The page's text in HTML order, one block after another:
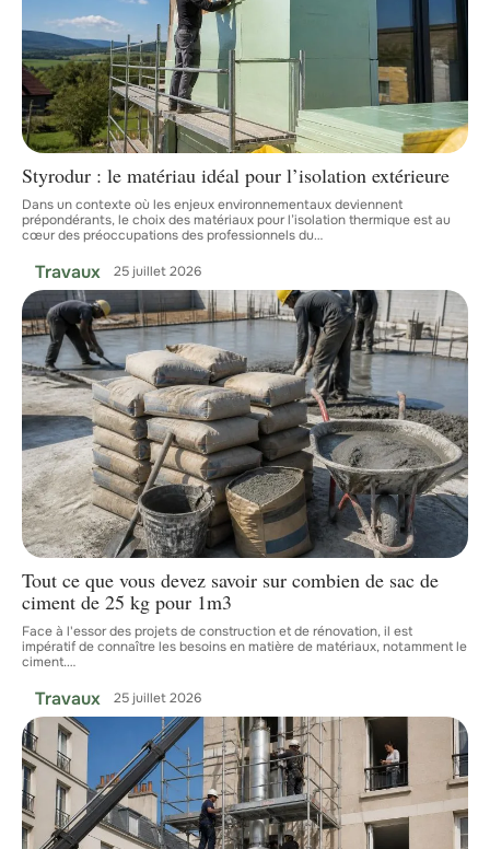
Styrodur : le matériau idéal pour l’isolation extérieure
Dans un contexte où les enjeux environnementaux deviennent
prépondérants, le choix des matériaux pour l’isolation thermique est au
cœur des préoccupations des professionnels du…
Travaux 25 juillet 2026
Tout ce que vous devez savoir sur combien de sac de
ciment de 25 kg pour 1m3
Face à l'essor des projets de construction et de rénovation, il est
impératif de connaître les besoins en matière de matériaux, notamment le
ciment.…
Travaux 25 juillet 2026